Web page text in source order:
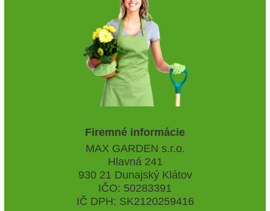
Firemné informácie
MAX GARDEN s.r.o.
Hlavná 241
930 21 Dunajský Klátov
IČO: 50283391
IČ DPH: SK2120259416